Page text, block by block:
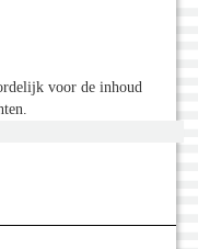
voor de inhoud